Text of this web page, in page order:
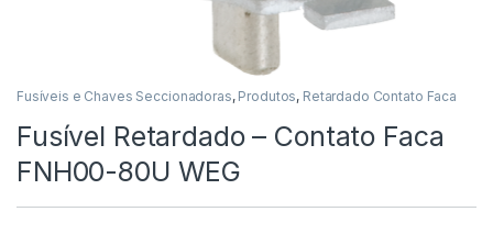
Fusíveis e Chaves Seccionadoras, Produtos, Retardado Contato Faca
Fusível Retardado – Contato Faca
FNH00-80U WEG